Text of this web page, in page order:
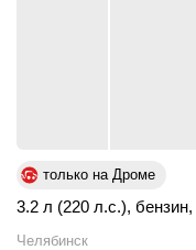
только на Дроме
3.2 л (220 л.с.), бензин,
Челябинск